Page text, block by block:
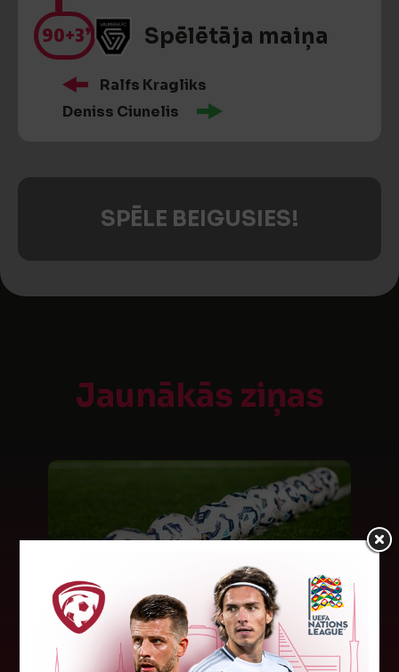
90+3’ Spēlētāja maiņa
Ralfs Kragliks
Deniss Ciunelis
SPĒLE BEIGUSIES!
Jaunākās ziņas
LFF DK 6. augusta lēmumi